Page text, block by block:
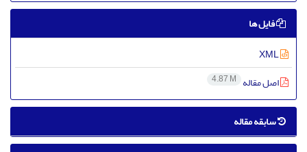
فایل ها
اصل مقاله 4.87 M
سابقه مقاله